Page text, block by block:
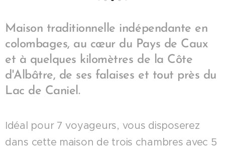
Maison traditionnelle indépendante en
colombages, au cœur du Pays de Caux
et à quelques kilomètres de la Côte
d'Albâtre, de ses falaises et tout près du
Lac de Caniel.
Idéal pour 7 voyageurs, vous disposerez
dans cette maison de trois chambres avec 5